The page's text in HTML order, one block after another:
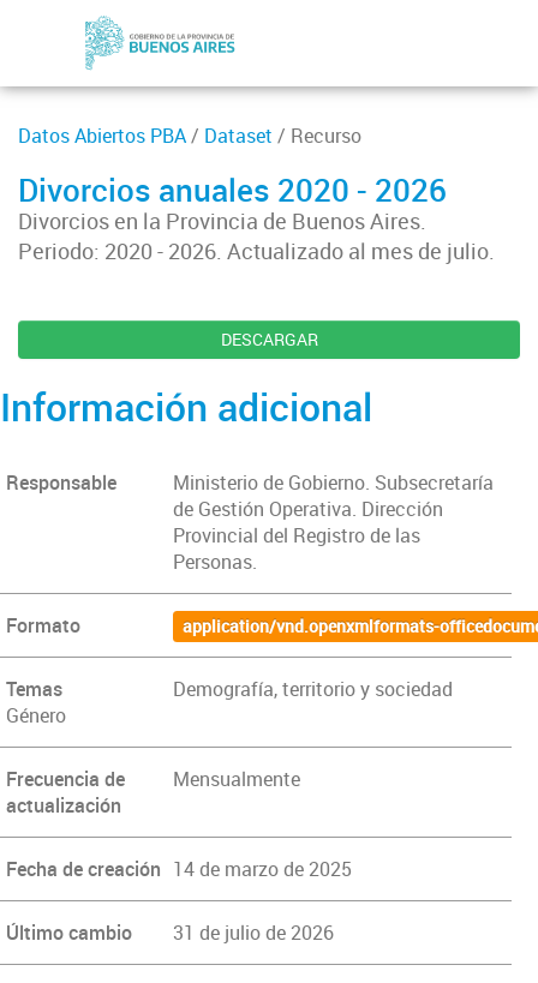
Datos Abiertos PBA/ Dataset / Recurso
Divorcios anuales 2020 - 2026
Divorcios en la Provincia de Buenos Aires.
Periodo: 2020 - 2026. Actualizado al mes de julio.
DESCARGAR
Información adicional
Responsable
Ministerio de Gobierno. Subsecretaría
de Gestión Operativa. Dirección
Provincial del Registro de las
Personas.
Formato application/vnd.openxmlformats-
Temas
Demografía, territorio y sociedad
Género
Frecuencia de
actualización
Mensualmente
Fecha de creación 14 de marzo de 2025
Último cambio 31 de julio de 2026